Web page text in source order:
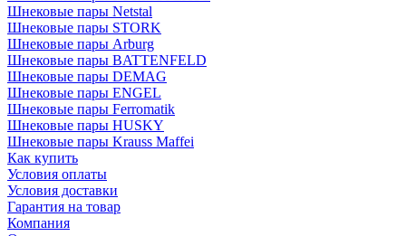
Шнековые пары Netstal
Шнековые пары STORK
Шнековые пары Arburg
Шнековые пары BATTENFELD
Шнековые пары DEMAG
Шнековые пары ENGEL
Шнековые пары Ferromatik
Шнековые пары HUSKY
Шнековые пары Krauss Maffei
Как купить
Условия оплаты
Условия доставки
Гарантия на товар
Компания